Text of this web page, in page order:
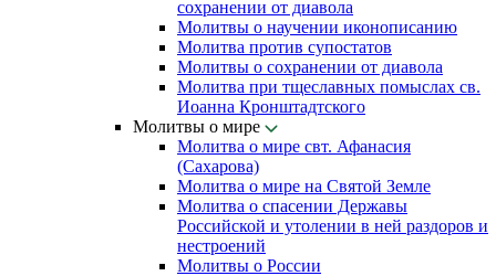
сохранении от диавола
Молитвы о научении иконописанию
Молитва против супостатов
Молитвы о сохранении от диавола
Молитва при тщеславных помыслах св.
Иоанна Кронштадтского
Молитвы о мире
Молитва о мире свт. Афанасия
(Сахарова)
Молитва о мире на Святой Земле
Молитва о спасении Державы
Российской и утолении в ней раздоров и
нестроений
Молитвы о России